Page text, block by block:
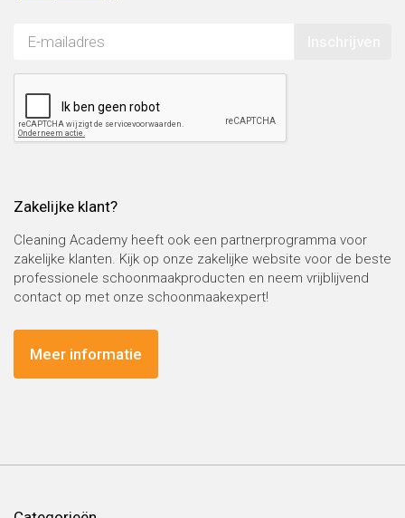
Zakelijke klant?
Cleaning Academy heeft ook een partnerprogramma voor
zakelijke klanten. Kijk op onze zakelijke website voor de beste
professionele schoonmaakproducten en neem vrijblijvend
contact op met onze schoonmaakexpert!
Meer informatie